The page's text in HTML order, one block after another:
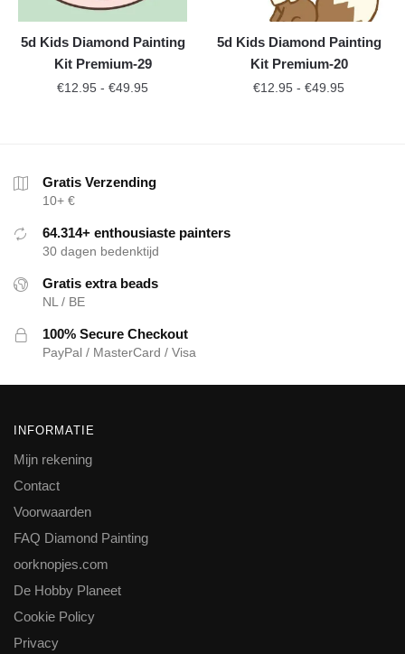
5d Kids Diamond Painting
Kit Premium-29
€12.95 - €49.95
5d Kids Diamond Painting
Kit Premium-20
€12.95 - €49.95
Gratis Verzending
10+ €
64.314+ enthousiaste painters
30 dagen bedenktijd
Gratis extra beads
NL / BE
100% Secure Checkout
PayPal / MasterCard / Visa
INFORMATIE
Mijn rekening
Contact
Voorwaarden
FAQ Diamond Painting
oorknopjes.com
De Hobby Planeet
Cookie Policy
Privacy